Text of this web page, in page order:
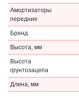
Амортизаторы
передние
Бренд
Высота, мм
Высота
грунтозацепа
Длина, мм